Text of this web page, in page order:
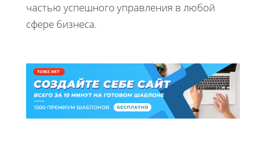
частью успешного управления в любой
сфере бизнеса.